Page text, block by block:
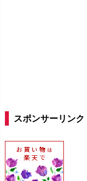
スポンサーリンク